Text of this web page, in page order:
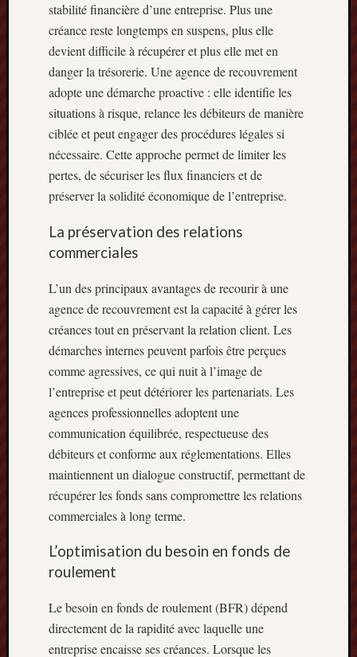
stabilité financière d’une entreprise. Plus une
créance reste longtemps en suspens, plus elle
devient difficile à récupérer et plus elle met en
danger la trésorerie. Une agence de recouvrement
adopte une démarche proactive : elle identifie les
situations à risque, relance les débiteurs de manière
ciblée et peut engager des procédures légales si
nécessaire. Cette approche permet de limiter les
pertes, de sécuriser les flux financiers et de
préserver la solidité économique de l’entreprise.
La préservation des relations
commerciales
L’un des principaux avantages de recourir à une
agence de recouvrement est la capacité à gérer les
créances tout en préservant la relation client. Les
démarches internes peuvent parfois être perçues
comme agressives, ce qui nuit à l’image de
l’entreprise et peut détériorer les partenariats. Les
agences professionnelles adoptent une
communication équilibrée, respectueuse des
débiteurs et conforme aux réglementations. Elles
maintiennent un dialogue constructif, permettant de
récupérer les fonds sans compromettre les relations
commerciales à long terme.
L’optimisation du besoin en fonds de
roulement
Le besoin en fonds de roulement (BFR) dépend
directement de la rapidité avec laquelle une
entreprise encaisse ses créances. Lorsque les